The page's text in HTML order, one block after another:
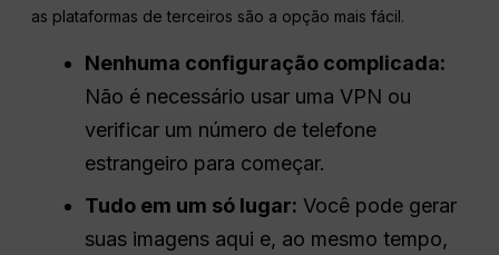
as plataformas de terceiros são a opção mais fácil.
Nenhuma configuração complicada:
Não é necessário usar uma VPN ou
verificar um número de telefone
estrangeiro para começar.
Tudo em um só lugar: Você pode gerar
suas imagens aqui e, ao mesmo tempo,